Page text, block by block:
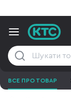
ВСЕ ПРО ТОВАР